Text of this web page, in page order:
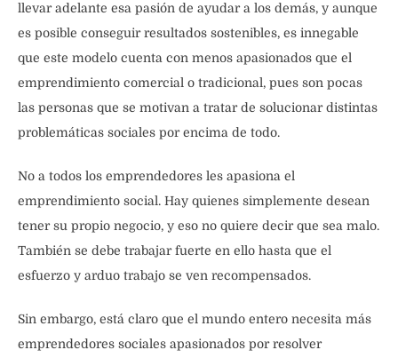
llevar adelante esa pasión de ayudar a los demás, y aunque
es posible conseguir resultados sostenibles, es innegable
que este modelo cuenta con menos apasionados que el
emprendimiento comercial o tradicional, pues son pocas
las personas que se motivan a tratar de solucionar distintas
problemáticas sociales por encima de todo.
No a todos los emprendedores les apasiona el
emprendimiento social. Hay quienes simplemente desean
tener su propio negocio, y eso no quiere decir que sea malo.
También se debe trabajar fuerte en ello hasta que el
esfuerzo y arduo trabajo se ven recompensados.
Sin embargo, está claro que el mundo entero necesita más
emprendedores sociales apasionados por resolver